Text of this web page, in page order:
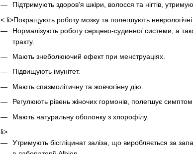
Підтримують здоров'я шкіри, волосся та нігтів,
< li>Покращують роботу мозку та полегшують неврологічні
Нормалізують роботу серцево-судинної системи, а
тракту.
Мають знеболюючий ефект при менструаціях.
Підвищують імунітет.
Мають спазмолітичну та жовчогінну дію.
Регулюють рівень жіночих гормонів, полегшує
Мають натуральну оболонку з хлорофілу.
li>
Утримують бісгліцинат заліза, що виробляється за